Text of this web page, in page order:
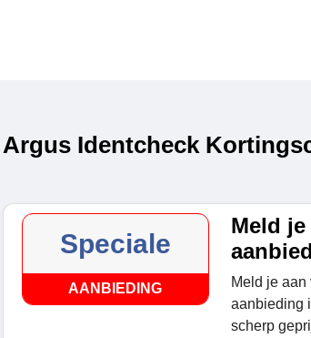
Argus Identcheck
Speciale
AANBIEDING
Meld
Meld je
aanbieding
scherp